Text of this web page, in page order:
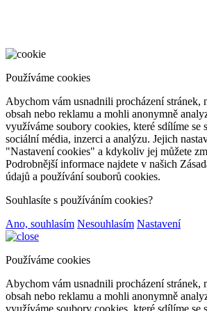
Používáme cookies
Abychom vám usnadnili procházení stránek,
obsah nebo reklamu a mohli anonymně
využíváme soubory cookies, které sdílíme se
sociální média, inzerci a analýzu. Jejich
"Nastavení cookies" a kdykoliv jej můžete
Podrobnější informace najdete v našich
údajů a používání souborů cookies.
Souhlasíte s používáním cookies?
Ano, souhlasím Nesouhlasím Nastavení
Používáme cookies
Abychom vám usnadnili procházení stránek,
obsah nebo reklamu a mohli anonymně
využíváme soubory cookies, které sdílíme se